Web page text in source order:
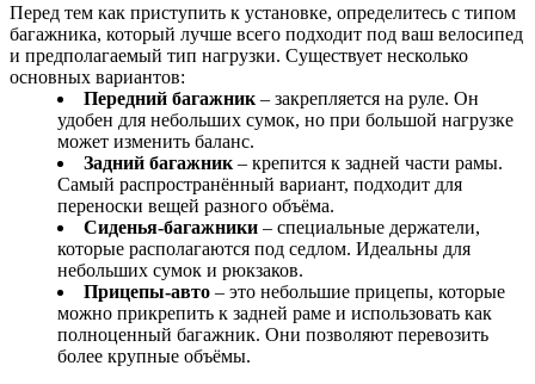
Перед тем как приступить к установке, определитесь с типом
багажника, который лучше всего подходит под ваш велосипед
и предполагаемый тип нагрузки. Существует несколько
основных вариантов:
Передний багажник – закрепляется на руле. Он
удобен для небольших сумок, но при большой нагрузке
может изменить баланс.
Задний багажник – крепится к задней части рамы.
Самый распространённый вариант, подходит для
переноски вещей разного объёма.
Сиденья-багажники – специальные держатели,
которые располагаются под седлом. Идеальны для
небольших сумок и рюкзаков.
Прицепы-авто – это небольшие прицепы, которые
можно прикрепить к задней раме и использовать как
полноценный багажник. Они позволяют перевозить
более крупные объёмы.